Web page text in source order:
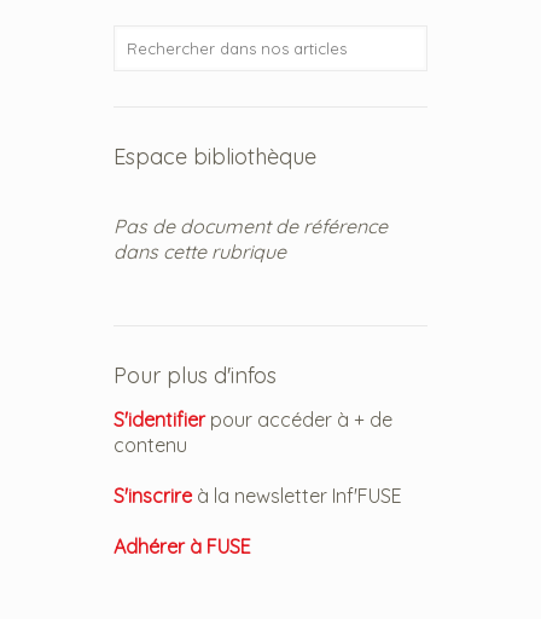
Espace bibliothèque
Pas de document de référence
dans cette rubrique
Pour plus d'infos
S'identifierpour accéder à + de
contenu
S'inscrireà la newsletter Inf'FUSE
Adhérer à FUSE